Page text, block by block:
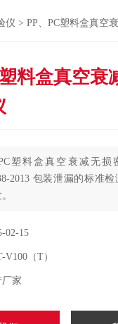
仪 > PP、PC塑料盒真空
料盒真空衰
塑料盒真空衰减无损
2013 包装泄漏的标准
02-15
（T）
家